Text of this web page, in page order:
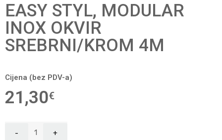
EASY STYL, MODULAR
INOX OKVIR
SREBRNI/KROM 4M
Cijena (bez PDV-a)
21,30€